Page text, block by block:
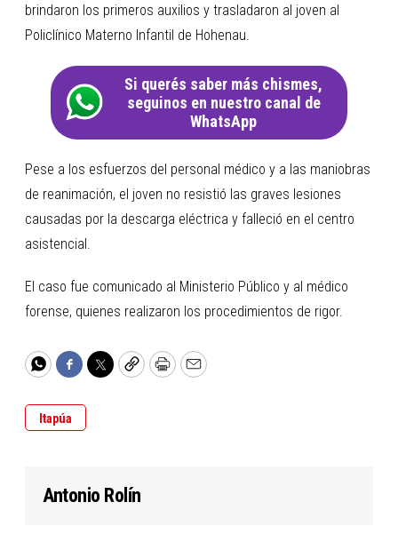
brindaron los primeros auxilios y trasladaron al joven al
Policlínico Materno Infantil de Hohenau.
Si querés saber más chismes,
seguinos en nuestro canal de
WhatsApp
Pese a los esfuerzos del personal médico y a las maniobras
de reanimación, el joven no resistió las graves lesiones
causadas por la descarga eléctrica y falleció en el centro
asistencial.
El caso fue comunicado al Ministerio Público y al médico
forense, quienes realizaron los procedimientos de rigor.
WhatsApp
Facebook
TwitterCopyPrintEmail
Itapúa
Antonio Rolín